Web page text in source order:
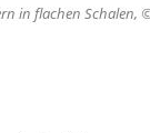
in flachen Schalen,